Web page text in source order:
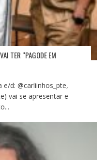
TER “PAGODE EM
d: @carliinhos_pte,
vai se apresentar e